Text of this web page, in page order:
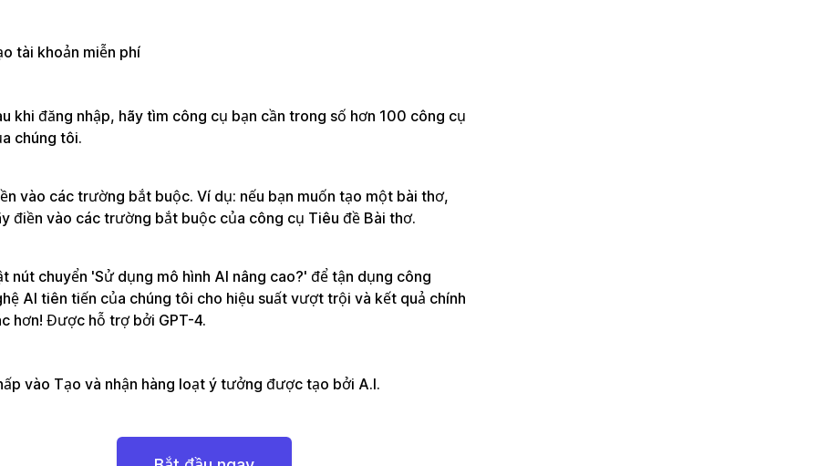
tài khoản miễn phí
khi đăng nhập, hãy tìm công cụ bạn cần trong số hơn 100 công cụ
chúng tôi.
vào các trường bắt buộc. Ví dụ: nếu bạn muốn tạo một bài thơ,
điền vào các trường bắt buộc của công cụ Tiêu đề Bài thơ.
nút chuyển 'Sử dụng mô hình AI nâng cao?' để tận dụng công
AI tiên tiến của chúng tôi cho hiệu suất vượt trội và kết quả chính
hơn! Được hỗ trợ bởi GPT-4.
vào Tạo và nhận hàng loạt ý tưởng được tạo bởi A.I.